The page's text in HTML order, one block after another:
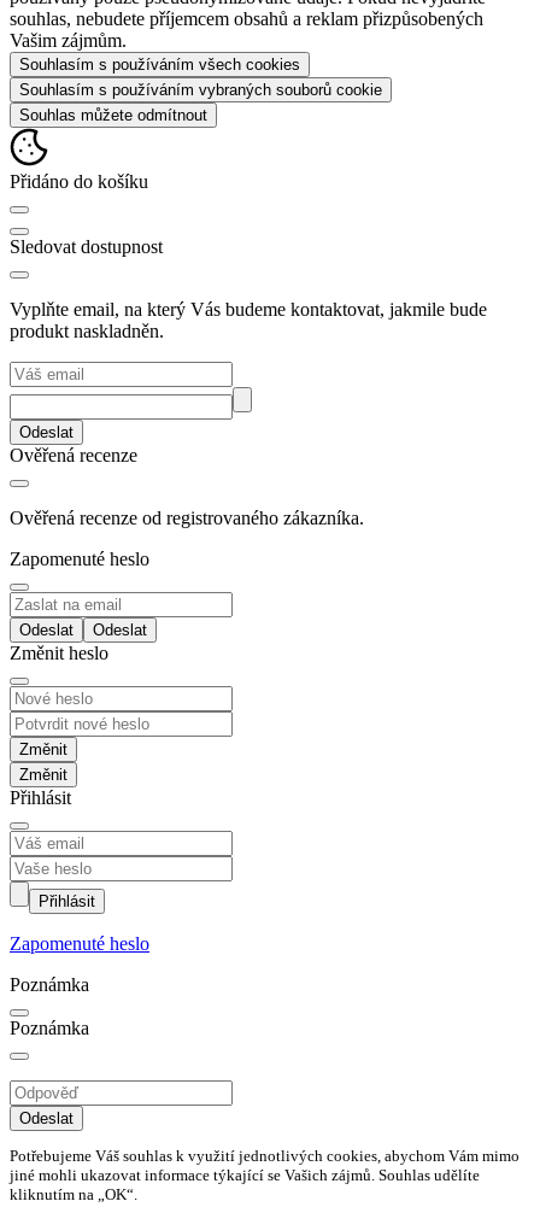
souhlas, nebudete příjemcem obsahů a reklam přizpůsobených
Vašim zájmům.
Souhlasím s používáním všech cookies
Souhlasím s používáním vybraných souborů cookie
Souhlas můžete odmítnout
Přidáno do košíku
Sledovat dostupnost
Vyplňte email, na který Vás budeme kontaktovat, jakmile bude
produkt naskladněn.
Odeslat
Ověřená recenze
Ověřená recenze od registrovaného zákazníka.
Zapomenuté heslo
Odeslat
Změnit heslo
Změnit
Přihlásit
Přihlásit
Zapomenuté heslo
Poznámka
Poznámka
Odeslat
Potřebujeme Váš souhlas k využití jednotlivých cookies, abychom Vám mimo
jiné mohli ukazovat informace týkající se Vašich zájmů. Souhlas udělíte
kliknutím na „OK“.